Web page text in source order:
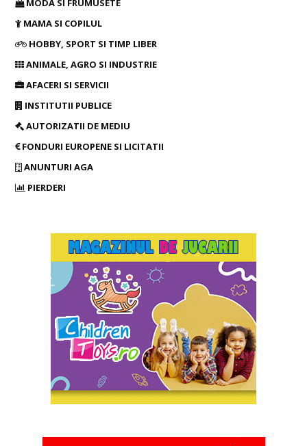
MODA SI FRUMUSETE
MAMA SI COPILUL
HOBBY, SPORT SI TIMP LIBER
ANIMALE, AGRO SI INDUSTRIE
AFACERI SI SERVICII
INSTITUTII PUBLICE
AUTORIZATII DE MEDIU
FONDURI EUROPENE SI LICITATII
ANUNTURI AGA
PIERDERI